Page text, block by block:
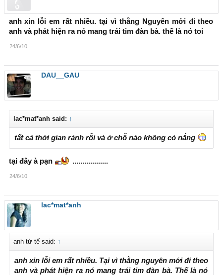
anh xin lỗi em rất nhiều. tại vì thằng Nguyên mới đi theo
anh và phát hiện ra nó mang trái tim đàn bà. thế là nó toi
24/6/10
DAU__GAU
lac*mat*anh said: ↑
tất cả thời gian rảnh rỗi và ở chỗ nào không có nắng
tại đây à pạn ..................
24/6/10
lac*mat*anh
anh tử tế said: ↑
anh xin lỗi em rất nhiều. Tại vì thằng nguyên mới đi theo
anh và phát hiện ra nó mang trái tim đàn bà. Thế là nó